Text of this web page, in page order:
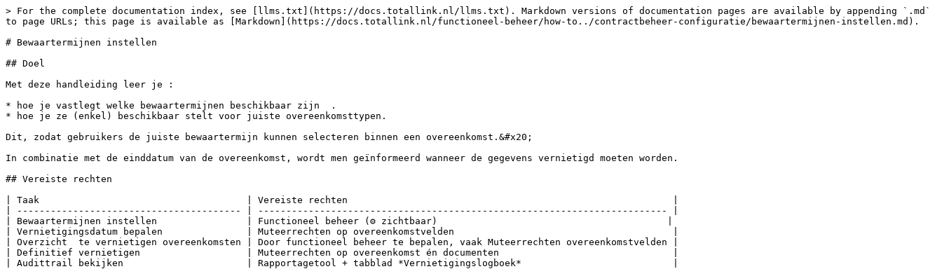
> For the complete documentation index, see [llms.txt](https://docs.totallink.nl/llms.txt). Markdown versions of documentation pages are available by appending `.md`
to page URLs; this page is available as [Markdown](https://docs.totallink.nl/functioneel-beheer/how-to../contractbeheer-configuratie/bewaartermijnen-instellen.md).
# Bewaartermijnen instellen
## Doel
Met deze handleiding leer je :
* hoe je vastlegt welke bewaartermijnen beschikbaar zijn  .
* hoe je ze (enkel) beschikbaar stelt voor juiste overeenkomsttypen.
Dit, zodat gebruikers de juiste bewaartermijn kunnen selecteren binnen een overeenkomst.&#x20;
In combinatie met de einddatum van de overeenkomst, wordt men geïnformeerd wanneer de gegevens vernietigd moeten worden.
## Vereiste rechten
| Taak                                     | Vereiste rechten                                                          |
| ---------------------------------------- | ------------------------------------------------------------------------- |
| Bewaartermijnen instellen                | Functioneel beheer (⚙️ zichtbaar)                                         |
| Vernietigingsdatum bepalen               | Muteerrechten op overeenkomstvelden                                       |
| Overzicht  te vernietigen overeenkomsten | Door functioneel beheer te bepalen, vaak Muteerrechten overeenkomstvelden |
| Definitief vernietigen                   | Muteerrechten op overeenkomst én documenten                               |
| Audittrail bekijken                      | Rapportagetool + tabblad *Vernietigingslogboek*                           |